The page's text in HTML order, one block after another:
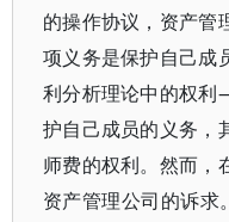
的操作协议，资产管
项义务是保护自己成
利分析理论中的权
护自己成员的义务，
师费的权利。然而，
资产管理公司的诉求